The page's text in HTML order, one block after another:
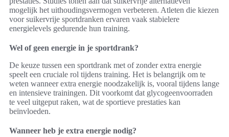
mogelijk het uithoudingsvermogen verbeteren. Atleten die kiezen
voor suikervrije sportdranken ervaren vaak stabielere
energielevels gedurende hun training.
Wel of geen energie in je sportdrank?
De keuze tussen een sportdrank met of zonder extra energie
speelt een cruciale rol tijdens training. Het is belangrijk om te
weten wanneer extra energie noodzakelijk is, vooral tijdens lange
en intensieve trainingen. Dit voorkomt dat glycogeenvoorraden
te veel uitgeput raken, wat de sportieve prestaties kan
beïnvloeden.
Wanneer heb je extra energie nodig?